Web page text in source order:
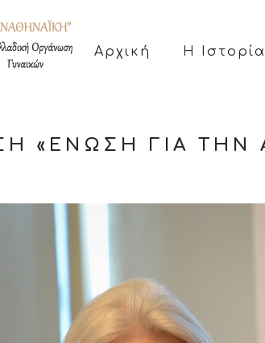
Αρχική Η Ιστορία
«ΈΝΩΣΗ ΓΙΑ ΤΗΝ